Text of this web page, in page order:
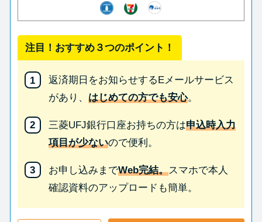
注目！おすすめ３つのポイント！
返済期日をお知らせするEメールサービス
があり、はじめての方でも安心。
三菱UFJ銀行口座お持ちの方は申込時入力
項目が少ないので便利。
お申し込みまでWeb完結。スマホで本人
確認資料のアップロードも簡単。